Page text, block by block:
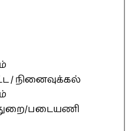
/ நினைவுக்கல்
துறை/படையணி